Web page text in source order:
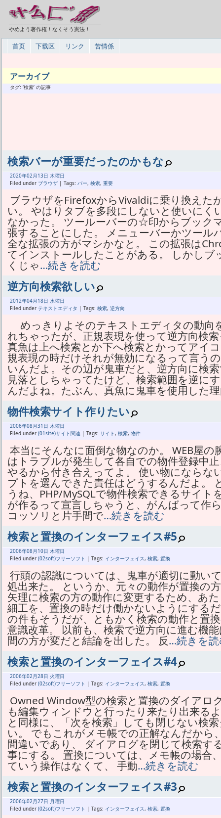
やめよう著作権！なくそう憲法！
首页 下载区 リンク 苦情係
アーカイブ
タグ: ‘検索’ の記事
検索バーが重要だったのかもな
2020年02月 13日 木曜日
Filed under ブラウザ | Tags: バー, 検索, 重要
ブラウザをFirefoxからVivaldiに乗り換えた
い。 やはりタブを多段にしないと使いにく
なかった。 ツールーバーの☆印からブック
張することにした。 メニューバーかツール
全な拡張の方がマシかなと。 この拡張は
てインストールしたことがある。 しかし
くじゃ…続きを読む
逆方向検索欲しい
2012年04月 18日 水曜日
Filed under テキストエディタ | Tags: 検索, 逆方向
めっきりよそのテキストエディタの動向
れちゃったが、正規表現を使って逆方向検
真魚は上へ検索とか下へ検索とかってアイ
規表現の時だけそれが無効になるって言う
いんだよ。その辺が鬼車だと、逆方向に検
見落としちゃってたけど、検索範囲を逆に
んだよね。たぶん、真魚に鬼車を使用した
物件検索サイト作りたい
2006年08月31日 木曜日
Filed under (01site)サイト関連 | Tags: サイト, 検索, 物件
本当にそんなに面倒な物なのか。 WEB屋
はトラブルが発生して各自での物件登録中
やるから付き合えってよ。 使い物にならな
プトを選んできた責任はどうするんだよ。
うね、PHP/MySQLで物件検索できるサイ
が作るって宣言しちゃうと、がんばって作
コッソリと片手間で…続きを読む
検索と置換のインターフェイス#5
2006年08月 10日 木曜日
Filed under (02soft)フリーソフト | Tags: インターフェイス, 検索, 置換
行頭の認識については、鬼車が適切に動い
処出来た。 というか、元々の動作が置換の
矢理に検索の方の動作に変更するため、あ
細工を、置換の時だけ働かないようにする
の件もそうだが、ともかく検索の動作と置
意識改革。 以前も、検索で逆方向に進む機
間の方が変だと結論を出した。 反…続きを
検索と置換のインターフェイス#4
2006年02月28日 火曜日
Filed under (02soft)フリーソフト | Tags: インターフェイス, 検索, 置換
Owned Window型の検索と置換のダイアロ
も編集ウィンドウと行ったり来たり出来る
と同様に、「次を検索」しても閉じない検
い。 でもこれがメモ帳での正解なんだから
間違いであり、 ダイアログを閉じて検索す
事にする。 置換については、メモ帳の場合
ていう操作はなくて、 手動…続きを読む
検索と置換のインターフェイス#3
2006年02月27日 月曜日
Filed under (02soft)フリーソフト | Tags: インターフェイス, 検索, 置換